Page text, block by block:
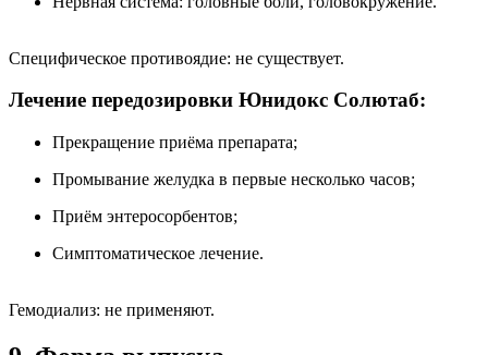
Специфическое противоядие: не существует.
Лечение передозировки Юнидокс Солютаб:
Прекращение приёма препарата;
Промывание желудка в первые несколько часов;
Приём энтеросорбентов;
Симптоматическое лечение.
Гемодиализ: не применяют.